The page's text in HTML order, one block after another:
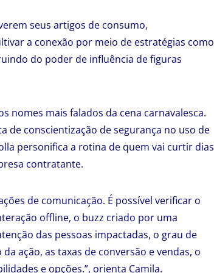
seus artigos de consumo,
a conexão por meio de estratégias como
do poder de influência de figuras
nomes mais falados da cena carnavalesca.
de conscientização de segurança no uso de
personifica a rotina de quem vai curtir dias
contratante.
de comunicação. É possível verificar o
offline, o buzz criado por uma
das pessoas impactadas, o grau de
ação, as taxas de conversão e vendas, o
e opções.”, orienta Camila.